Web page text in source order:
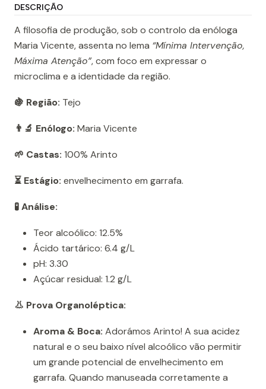
DESCRIÇÃO
A filosofia de produção, sob o controlo da enóloga
Maria Vicente, assenta no lema “Mínima Intervenção,
Máxima Atenção”, com foco em expressar o
microclima e a identidade da região.
🍇 Região: Tejo
👨‍🔬 Enólogo: Maria Vicente
🌱 Castas: 100% Arinto
⏳ Estágio: envelhecimento em garrafa.
🧪 Análise:
Teor alcoólico: 12.5%
Ácido tartárico: 6.4 g/L
pH: 3.30
Açúcar residual: 1.2 g/L
👃 Prova Organoléptica:
Aroma & Boca: Adorámos Arinto! A sua acidez
natural e o seu baixo nível alcoólico vão permitir
um grande potencial de envelhecimento em
garrafa. Quando manuseada corretamente a